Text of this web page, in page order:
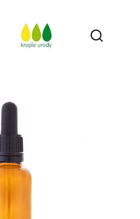
Otwórz